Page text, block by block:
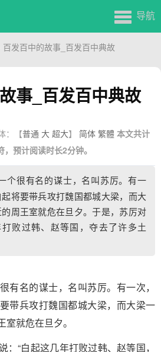
导航
百发百中的故事_百发百中典故
事_百发百中典故
：【普通 大 超大】 简体 繁體 本文共计
，预计阅读时长2分钟。
个很有名的谋士，名叫苏厉。有一
将要带兵攻打魏国都城大梁，而大
周王室就危在旦夕。于是，苏厉对
败过韩、赵等国，夺去了许多土
名的谋士，名叫苏厉。有一次，
带兵攻打魏国都城大梁，而大梁一
就危在旦夕。
“白起这几年打败过韩、赵等国，